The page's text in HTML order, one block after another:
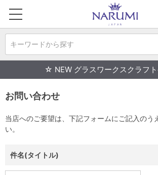
キーワードから探す
☆ NEW グラスワークスクラフ
お問い合わせ
当店へのご要望は、下記フォームにご記入のう
い。
件名(タイトル)